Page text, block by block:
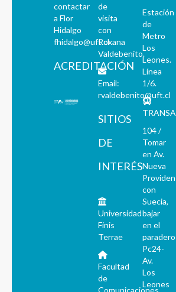
contactar
a Flor
Hidalgo
fhidalgo@uft.cl
ACREDITACIÓN
de
visita
con
Roxana
Valdebenito.
Email:
rvaldebenito@uft.cl
SITIOS
DE
INTERÉS
Universidad
Finis
Terrae
Facultad
de
Comunicaciones
Estación
de
Metro
Los
Leones.
Línea
1/6.
104 /
Tomar
en Av.
Nueva
con
Suecia,
bajar
en el
paradero
Pc24-
Av.
Los
Leones